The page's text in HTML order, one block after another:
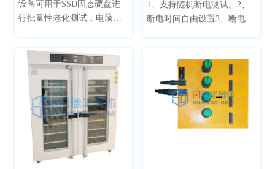
设备可用于SSD固态硬盘进
行批量性老化测试，电脑采
效率，整机美观大方，提升
公司形象。（图片产品已配
置了电脑，可接受客户提供
电脑安装。）
1、支持随机断电测试。2、
断电时间自由设置3、断电模
断电模式可以保留报错的瞬
间，方便Debug6、全部采用
工业级要求设计